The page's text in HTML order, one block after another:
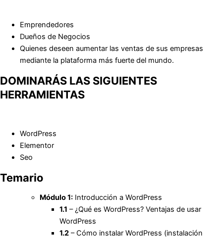
Emprendedores
Dueños de Negocios
Quienes deseen aumentar las ventas de sus empresas
mediante la plataforma más fuerte del mundo.
DOMINARÁS LAS SIGUIENTES
HERRAMIENTAS
WordPress
Elementor
Seo
Temario
Módulo 1: Introducción a WordPress
1.1 – ¿Qué es WordPress? Ventajas de usar
WordPress
1.2 – Cómo instalar WordPress (instalación